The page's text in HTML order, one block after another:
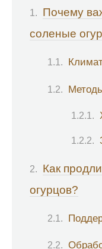
Почему
соленые
Как
огурцов?